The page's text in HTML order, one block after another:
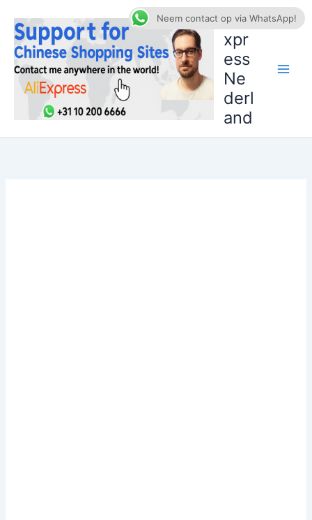
naar
inhoud
AliE
xpr
ess
Ne
derl
and
Neem contact op via WhatsApp!